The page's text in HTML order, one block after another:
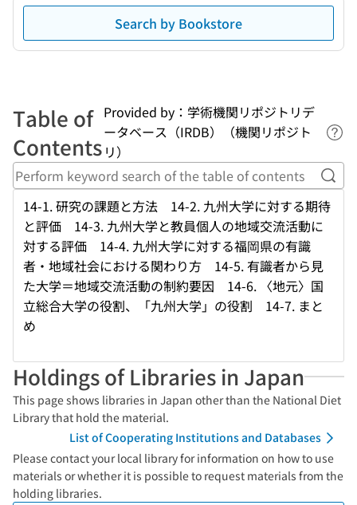
Search by Bookstore
Table of
Contents
Provided by：学術機関リポジトリデ
ータベース（IRDB）（機関リポジト
リ）
14-1. 研究の課題と方法 14-2. 九州大学に対する期待
と評価 14-3. 九州大学と教員個人の地域交流活動に
対する評価 14-4. 九州大学に対する福岡県の有識
者・地域社会における関わり方 14-5. 有識者から見
た大学＝地域交流活動の制約要因 14-6. 〈地元〉国
立総合大学の役割、「九州大学」の役割 14-7. まと
め
Holdings of Libraries in Japan
This page shows libraries in Japan other than the National Diet
Library that hold the material.
List of Cooperating Institutions and Databases
Please contact your local library for information on how to use
materials or whether it is possible to request materials from the
holding libraries.